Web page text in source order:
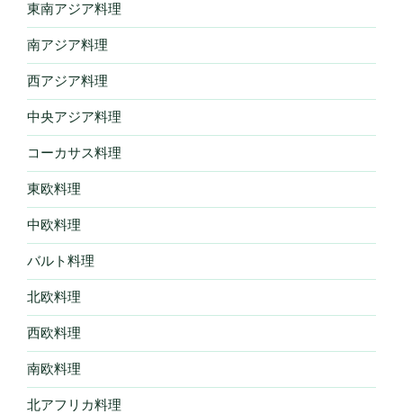
東南アジア料理
南アジア料理
西アジア料理
中央アジア料理
コーカサス料理
東欧料理
中欧料理
バルト料理
北欧料理
西欧料理
南欧料理
北アフリカ料理